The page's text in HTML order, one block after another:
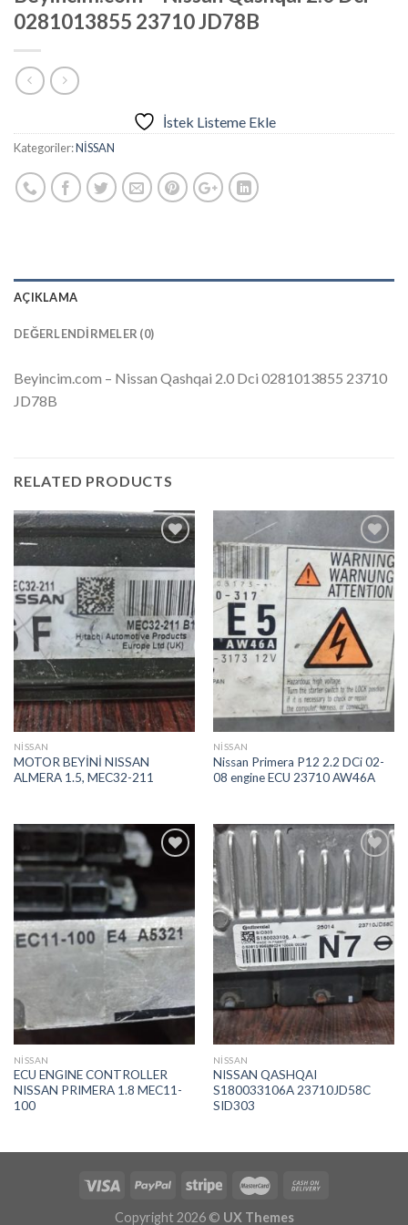
0281013855 23710 JD78B
İstek Listeme Ekle
Kategoriler:NİSSAN
AÇIKLAMA
DEĞERLENDIRMELER (0)
Beyincim.com – Nissan Qashqai 2.0 Dci 0281013855 23710
JD78B
RELATED PRODUCTS
İstek
Listeme
Ekle
NİSSAN
MOTOR BEYİNİ NISSAN
ALMERA 1.5, MEC32-211
İstek
Listeme
NİSSAN
Nissan Primera P12 2.2 DCi 02-
08 engine ECU 23710 AW46A
Listeme
Ekle
NİSSAN
ECU ENGINE CONTROLLER
NISSAN PRIMERA 1.8 MEC11-
100
İstek
Listeme
Ekle
NİSSAN
NISSAN QASHQAI
S180033106A 23710JD58C
SID303
Copyright 2026 © UX Themes